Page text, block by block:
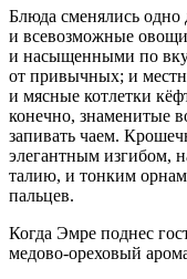
Блюда сменялись
и всевозможные
и насыщенными по
от привычных; и
и мясные котлетки
конечно, знаменитые
запивать чаем.
элегантным изгибом,
талию, и тонким
пальцев.
Когда Эмре поднес
медово-ореховый